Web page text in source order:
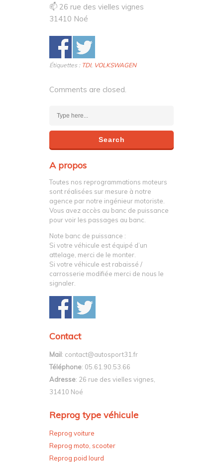
📫 26 rue des vielles vignes
31410 Noé
Étiquettes : TDI, VOLKSWAGEN
Comments are closed.
A propos
Toutes nos reprogrammations moteurs
sont réalisées sur mesure à notre
agence par notre ingénieur motoriste.
Vous avez accès au banc de puissance
pour voir les passages au banc.
Note banc de puissance :
Si votre véhicule est équipé d’un
attelage, merci de le monter.
Si votre véhicule est rabaissé /
carrosserie modifiée merci de nous le
signaler.
Contact
Mail: contact@autosport31.fr
Téléphone: 05.61.90.53.66
Adresse: 26 rue des vielles vignes,
31410 Noé
Reprog type véhicule
Reprog voiture
Reprog moto, scooter
Reprog poid lourd